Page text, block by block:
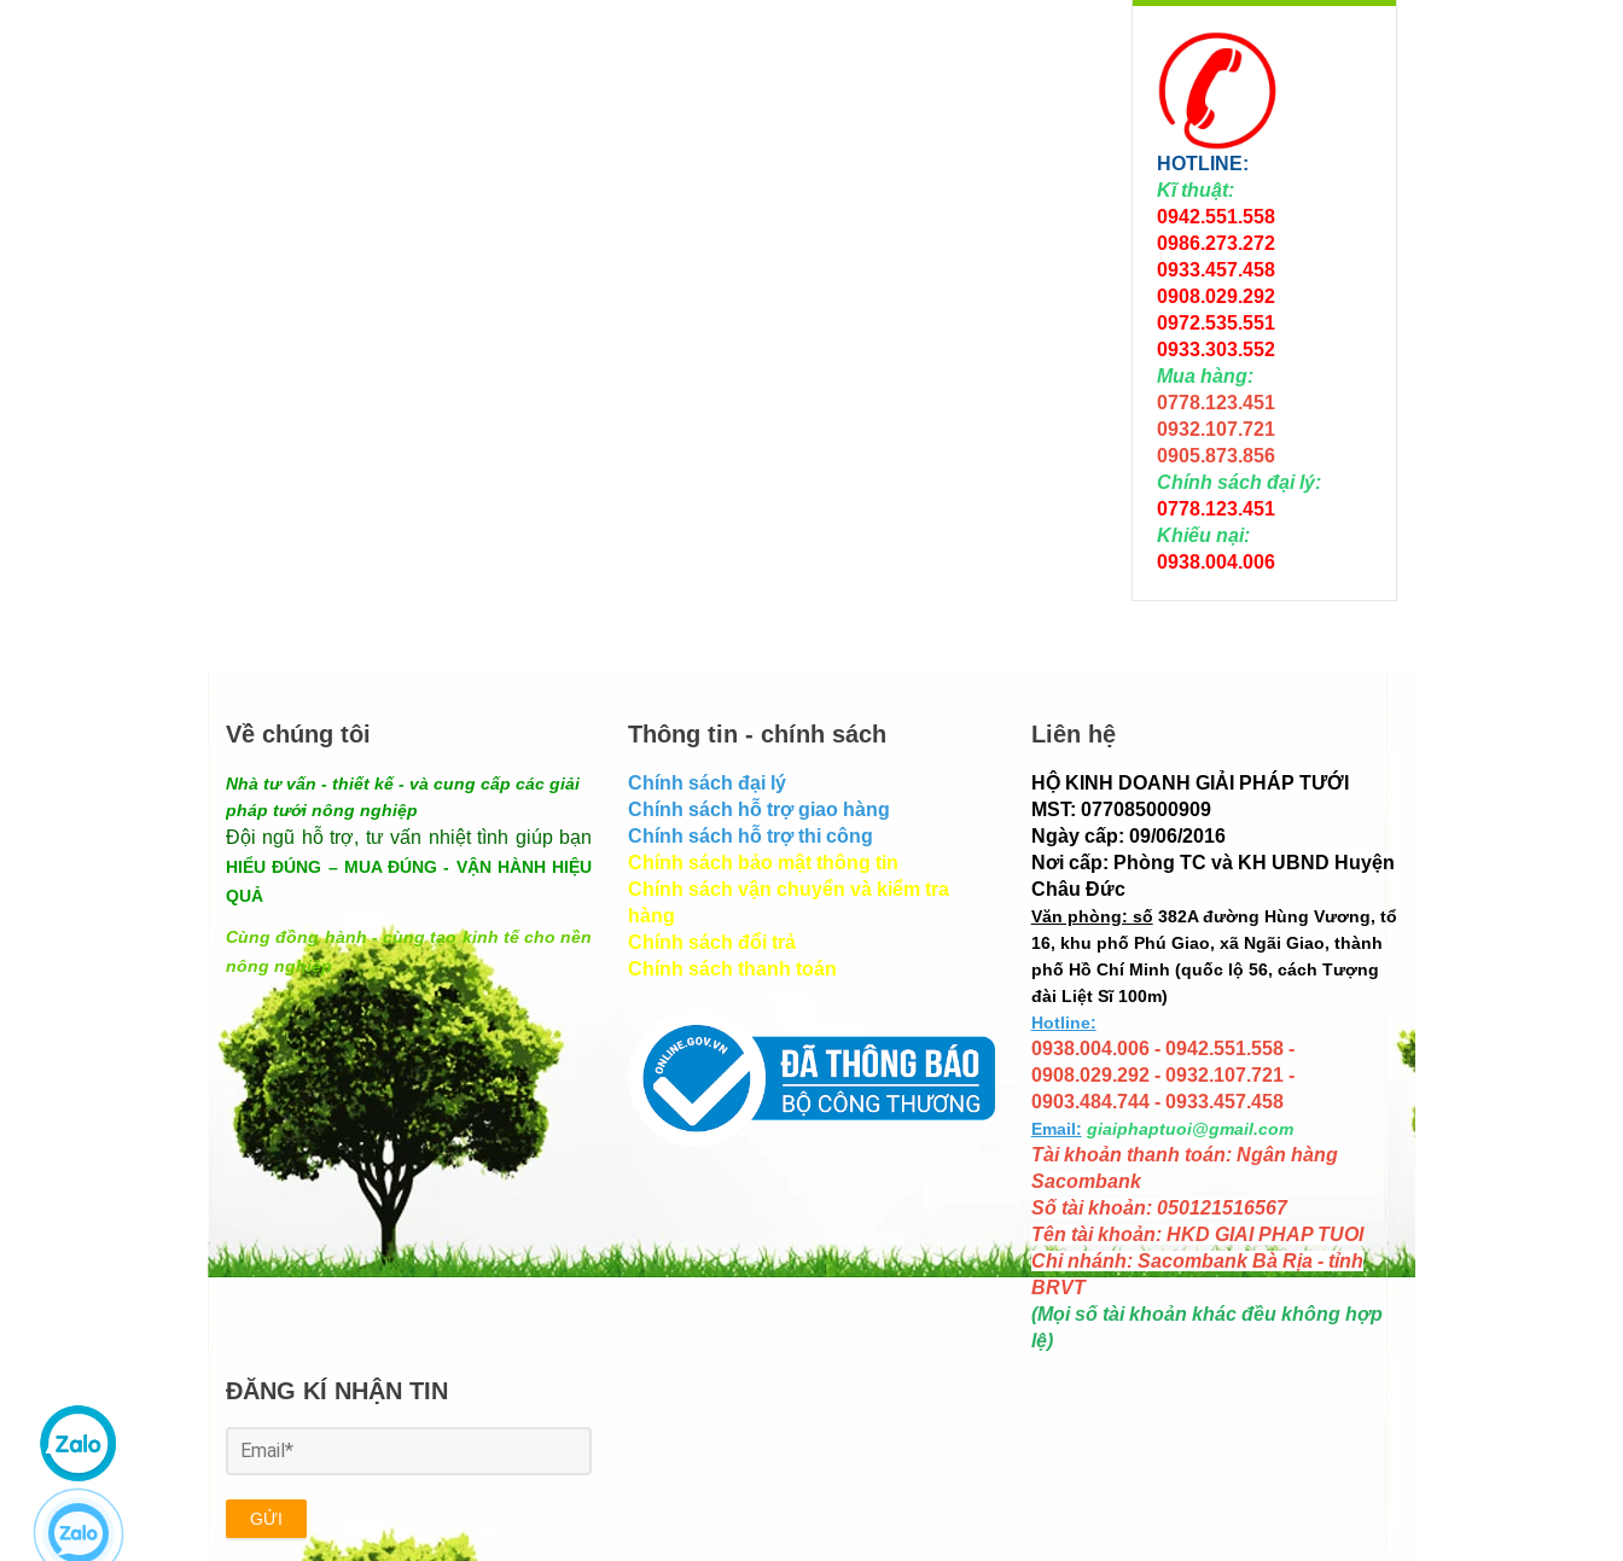
HOTLINE:
Kĩ thuật:
0942.551.558
0986.273.272
0933.457.458
0908.029.292
0972.535.551
0933.303.552
Mua hàng:
0778.123.451
0932.107.721
0905.873.856
Chính sách đại lý:
0778.123.451
Khiếu nại:
0938.004.006
Về chúng tôi
Nhà tư vấn - thiết kế - và cung cấp các giải
pháp tưới nông nghiệp
Đội ngũ hỗ trợ, tư vấn nhiệt tình giúp bạn
HIỂU ĐÚNG – MUA ĐÚNG - VẬN HÀNH HIỆU
QUẢ
Cùng đồng hành - cùng tạo kinh tế cho nền
nông nghiệp
Thông tin - chính sách
Chính sách đại lý
Chính sách hỗ trợ giao hàng
Chính sách hỗ trợ thi công
Chính sách bảo mật thông tin
Chính sách vận chuyển và kiểm tra
hàng
Chính sách đổi trả
Chính sách thanh toán
Liên hệ
HỘ KINH DOANH GIẢI PHÁP TƯỚI
MST: 077085000909
Ngày cấp: 09/06/2016
Nơi cấp: Phòng TC và KH UBND Huyện
Châu Đức
Văn phòng: số 382A đường Hùng Vương, tổ
16, khu phố Phú Giao, xã Ngãi Giao, thành
phố Hồ Chí Minh (quốc lộ 56, cách Tượng
đài Liệt Sĩ 100m)
Hotline:
0938.004.006 - 0942.551.558 -
0908.029.292 - 0932.107.721 -
0903.484.744 - 0933.457.458
Email: giaiphaptuoi@gmail.com
Tài khoản thanh toán: Ngân hàng
Sacombank
Số tài khoản: 050121516567
Tên tài khoản: HKD GIAI PHAP TUOI
Chi nhánh: Sacombank Bà Rịa - tỉnh
BRVT
(Mọi số tài khoản khác đều không hợp
lệ)
ĐĂNG KÍ NHẬN TIN
GỬI